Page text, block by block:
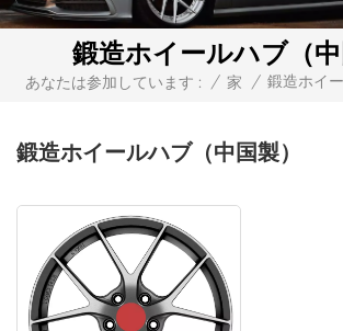
鍛造ホイールハブ（中
あなたは参加しています : / 家 / 鍛造ホイ
鍛造ホイールハブ（中国製）